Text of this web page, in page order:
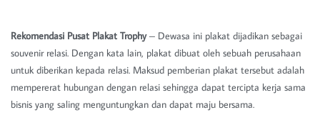
Rekomendasi Pusat Plakat Trophy– Dewasa ini plakat dijadikan sebagai
souvenir relasi. Dengan kata lain, plakat dibuat oleh sebuah perusahaan
untuk diberikan kepada relasi. Maksud pemberian plakat tersebut adalah
mempererat hubungan dengan relasi sehingga dapat tercipta kerja sama
bisnis yang saling menguntungkan dan dapat maju bersama.